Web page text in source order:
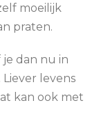
moeilijk
praten.
je dan nu in
. Liever levens
kan ook met